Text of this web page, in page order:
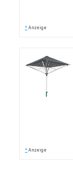
* Anzeige
* Anzeige